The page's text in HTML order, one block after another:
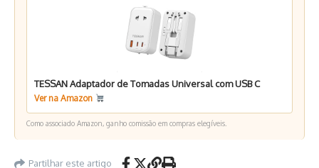
TESSAN Adaptador de Tomadas Universal com USB C
Ver na Amazon
Como associado Amazon, ganho comissão em compras elegíveis.
Partilhar este artigo